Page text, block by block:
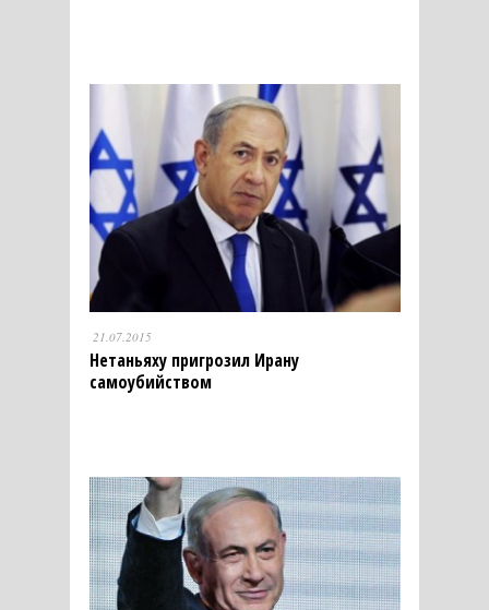
21.07.2015
Нетаньяху пригрозил Ирану
самоубийством